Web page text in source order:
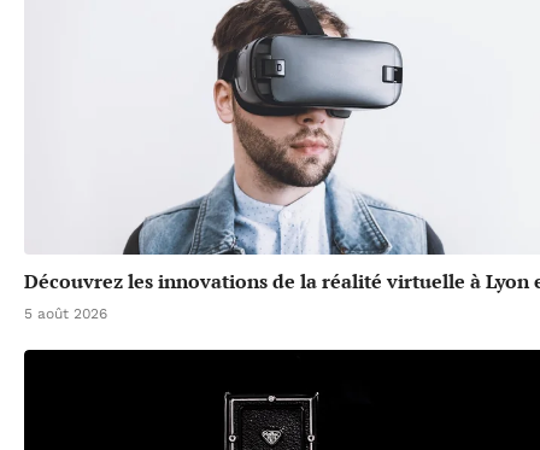
Découvrez les innovations de la réalité virtuelle à Lyon
5 août 2026